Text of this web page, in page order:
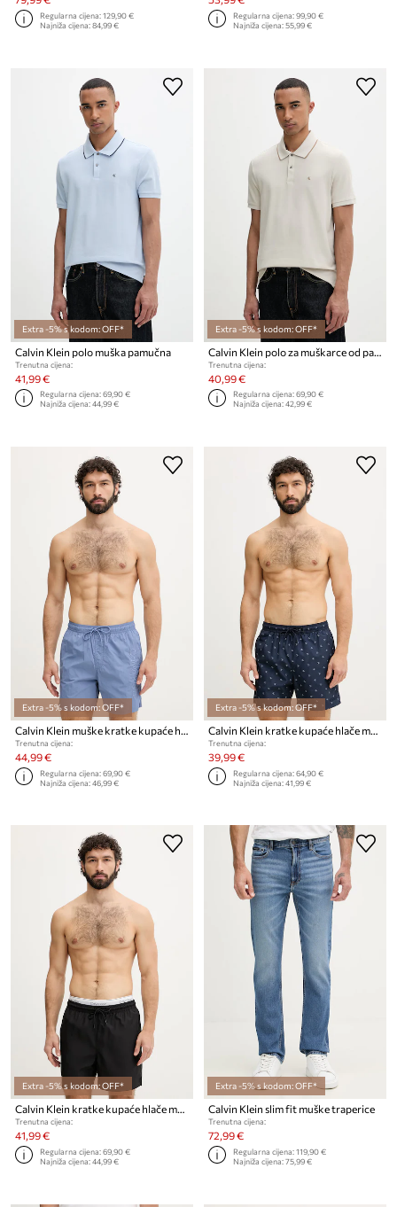
Regularna cijena:129,90 €
Najniža cijena:84,99 €
Regularna cijena:99,90 €
Najniža cijena:55,99 €
Extra -5% s kodom: OFF*
Calvin Klein polo muška pamučna
Trenutna cijena:
41,99 €
Regularna cijena:69,90 €
Najniža cijena:44,99 €
Extra -5% s kodom: OFF*
Trenutna cijena:
40,99 €
Regularna cijena:69,90 €
Najniža cijena:42,99 €
Extra -5% s kodom: OFF*
Calvin Klein muške kratke kupaće hlače
Trenutna cijena:
44,99 €
Regularna cijena:69,90 €
Najniža cijena:46,99 €
Extra -5% s kodom: OFF*
Calvin Klein kratke kupaće hlače muške
Trenutna cijena:
39,99 €
Regularna cijena:64,90 €
Najniža cijena:41,99 €
Extra -5% s kodom: OFF*
Calvin Klein kratke kupaće hlače muške
Trenutna cijena:
41,99 €
Regularna cijena:69,90 €
Najniža cijena:44,99 €
Extra -5% s kodom: OFF*
Calvin Klein slim fit muške traperice
Trenutna cijena:
72,99 €
Regularna cijena:119,90 €
Najniža cijena:75,99 €